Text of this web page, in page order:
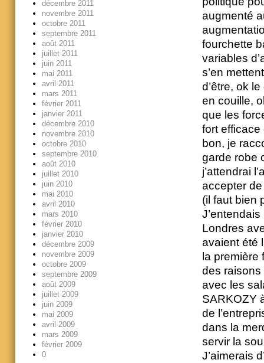
augmenté
fourchette
variables
s’en
d’être, ok
en couille,
que les
fort efficace
bon, je
garde robe
j’attendrai
accepter
(il faut bien
Londres
avaient été
la première
des raisons
avec les
SARKOZY
de
dans la
servir la
J’aimerais
décembre 2011
novembre 2011
octobre 2011
septembre 2011
août 2011
juillet 2011
juin 2011
mai 2011
avril 2011
mars 2011
février 2011
janvier 2011
décembre 2010
novembre 2010
octobre 2010
septembre 2010
août 2010
juillet 2010
juin 2010
mai 2010
avril 2010
mars 2010
février 2010
janvier 2010
décembre 2009
novembre 2009
octobre 2009
septembre 2009
août 2009
juillet 2009
juin 2009
mai 2009
avril 2009
mars 2009
février 2009
0